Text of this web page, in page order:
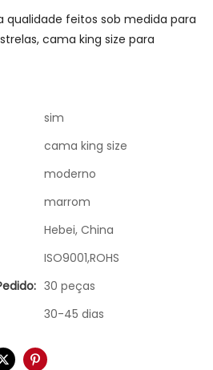
qualidade feitos sob medida para
cama king size para
sim
cama king size
moderno
marrom
Hebei, China
ISO9001,ROHS
30 peças
30-45 dias